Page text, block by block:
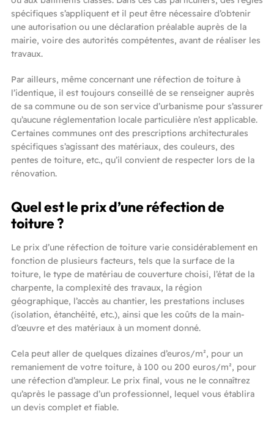
spécifiques s’appliquent et il peut être nécessaire d’obtenir
une autorisation ou une déclaration préalable auprès de la
mairie, voire des autorités compétentes, avant de réaliser les
travaux.
Par ailleurs, même concernant une réfection de toiture à
l’identique, il est toujours conseillé de se renseigner auprès
de sa commune ou de son service d’urbanisme pour s’assurer
qu’aucune réglementation locale particulière n’est applicable.
Certaines communes ont des prescriptions architecturales
spécifiques s’agissant des matériaux, des couleurs, des
pentes de toiture, etc., qu’il convient de respecter lors de la
rénovation.
Quel est le prix d’une réfection de
toiture ?
Le prix d’une réfection de toiture varie considérablement en
fonction de plusieurs facteurs, tels que la surface de la
toiture, le type de matériau de couverture choisi, l’état de la
charpente, la complexité des travaux, la région
géographique, l’accès au chantier, les prestations incluses
(isolation, étanchéité, etc.), ainsi que les coûts de la main-
d’œuvre et des matériaux à un moment donné.
Cela peut aller de quelques dizaines d’euros/m², pour un
remaniement de votre toiture, à 100 ou 200 euros/m², pour
une réfection d’ampleur. Le prix final, vous ne le connaîtrez
qu’après le passage d’un professionnel, lequel vous établira
un devis complet et fiable.